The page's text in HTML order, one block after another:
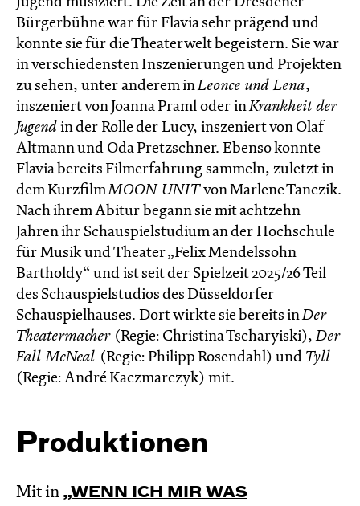
Bürgerbühne war für Flavia sehr prägend und
konnte sie für die Theaterwelt begeistern. Sie war
in verschiedensten Inszenierungen und Projekten
zu sehen, unter anderem inLeonce und Lena,
inszeniert von Joanna Praml oder inKrankheit der
Jugend in der Rolle der Lucy, inszeniert von Olaf
Altmann und Oda Pretzschner. Ebenso konnte
Flavia bereits Filmerfahrung sammeln, zuletzt in
dem KurzfilmMOON UNITvon Marlene Tanczik.
Nach ihrem Abitur begann sie mit achtzehn
Jahren ihr Schauspielstudium an der Hochschule
für Musik und Theater „Felix Mendelssohn
Bartholdy“ und ist seit der Spielzeit 2025/26 Teil
des Schauspielstudios des Düsseldorfer
Schauspielhauses. Dort wirkte sie bereits inDer
Theatermacher (Regie: Christina Tscharyiski),Der
Fall McNeal (Regie: Philipp Rosendahl) und Tyll
(Regie: André Kaczmarczyk) mit.
Produktionen
Mit in „WENN ICH MIR WAS